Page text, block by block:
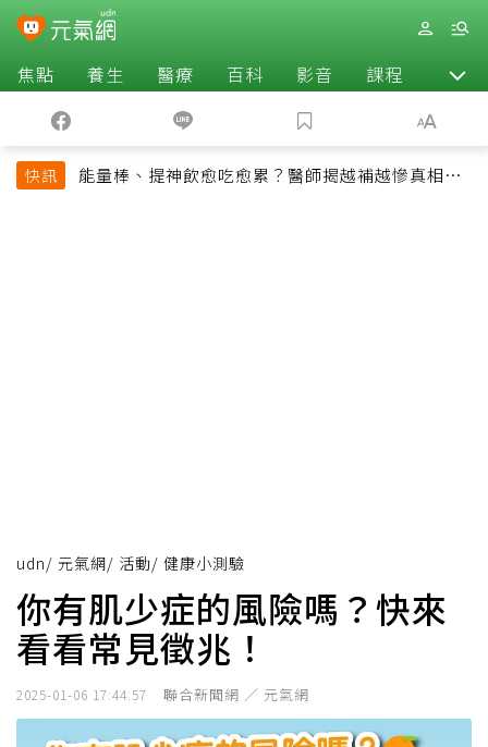
焦點 養生 醫療 百科 影音 課程 退休
快訊
能量棒、提神飲愈吃愈累？醫師揭越補越慘真相：
udn/ 元氣網/ 活動/ 健康小測驗
你有肌少症的風險嗎？快來
看看常見徵兆！
2025-01-06 17:44:57 聯合新聞網 ／ 元氣網